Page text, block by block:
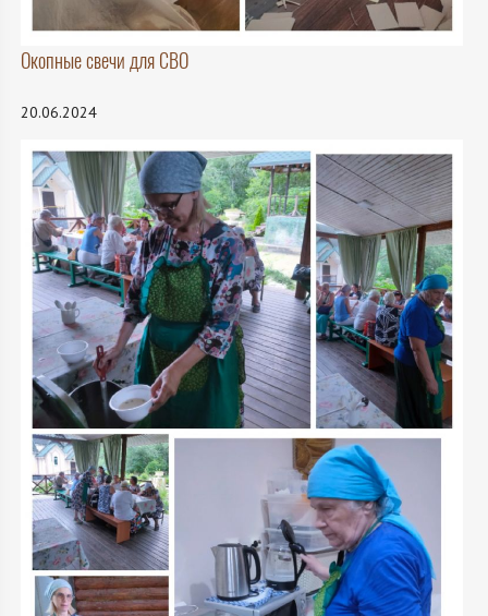
Окопные свечи для СВО
20.06.2024